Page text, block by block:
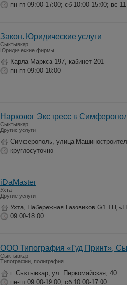
пн-пт 09:00-17:00; сб 10:00-15:00; вс
Закон. Юридические услуги
Сыктывкар
Юридические фирмы
Карла Маркса 197, кабинет 201
пн-пт 09:00-18:00
Нарколог Экспресс в
Сыктывкар
Другие услуги
Симферополь, улица
круглосуточно
iDaMaster
Ухта
Другие услуги
Ухта, Набережная Газовиков 6/1 ТЦ
09:00-18:00
ООО Типография «Гуд Принт»,
Сыктывкар
Типографии, полиграфия
г. Сыктывкар, ул. Первомайская, 40
пн-пт 09:00-19:00; сб 10:00-17:00